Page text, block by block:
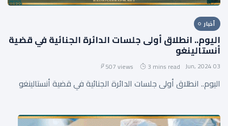
أخبار
اليوم.. انطلاق أولى جلسات الدائرة الجنائية في قضية
أنستالينغو
03 Jun, 2024
3 mins read
507 views
اليوم.. انطلاق أولى جلسات الدائرة الجنائية في قضية أنستالينغو